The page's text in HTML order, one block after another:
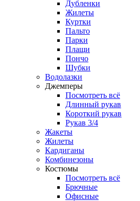
Дубленки
Жилеты
Куртки
Пальто
Парки
Плащи
Пончо
Шубки
Водолазки
Джемперы
Посмотреть всё
Длинный рукав
Короткий рукав
Рукав 3/4
Жакеты
Жилеты
Кардиганы
Комбинезоны
Костюмы
Посмотреть всё
Брючные
Офисные